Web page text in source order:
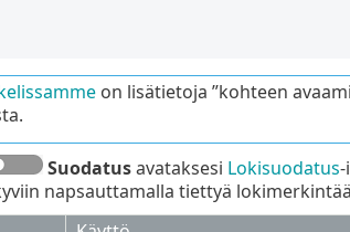
on lisätietoja ”kohteen
Suodatusavataksesi Lokisuodatus
napsauttamalla tiettyä